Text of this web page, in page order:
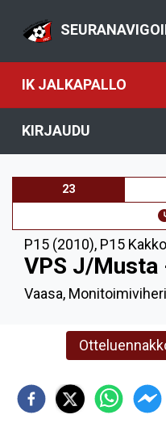
IK JALKAPALLO
KIRJAUDU
23
P15 (2010), P15
VPS J/Musta
Vaasa,